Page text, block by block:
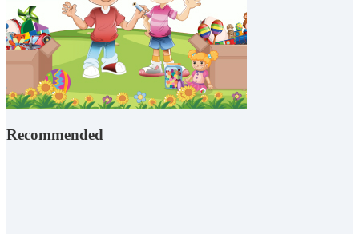
Recommended